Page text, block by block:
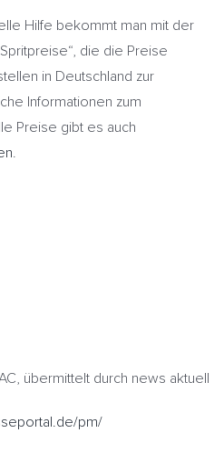
Hilfe bekommt man mit der
die die Preise
in Deutschland zur
Informationen zum
Preise gibt es auch
.
übermittelt durch news aktuell
pm/